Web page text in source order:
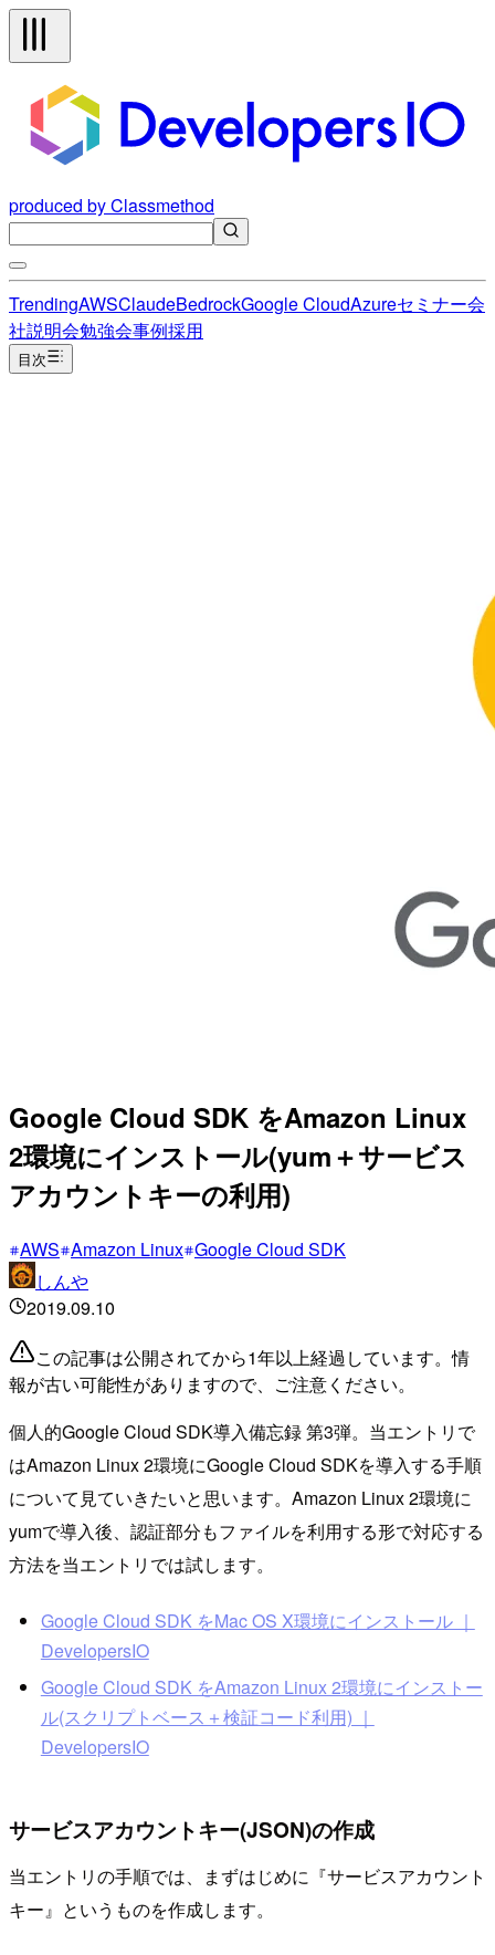
produced by Classmethod
TrendingAWSClaudeBedrockGoogle CloudAzureセミナー会
社説明会勉強会事例採用
目次
Google Cloud SDK をAmazon Linux
2環境にインストール(yum＋サービス
アカウントキーの利用)
AWS Amazon Linux Google Cloud SDK
しんや
2019.09.10
この記事は公開されてから1年以上経過しています。情
報が古い可能性がありますので、ご注意ください。
個人的Google Cloud SDK導入備忘録 第3弾。当エントリで
はAmazon Linux 2環境にGoogle Cloud SDKを導入する手順
について見ていきたいと思います。Amazon Linux 2環境に
yumで導入後、認証部分もファイルを利用する形で対応する
方法を当エントリでは試します。
Google Cloud SDK をMac OS X環境にインストール ｜
DevelopersIO
Google Cloud SDK をAmazon Linux 2環境にインストー
ル(スクリプトベース＋検証コード利用) ｜
DevelopersIO
サービスアカウントキー(JSON)の作成
当エントリの手順では、まずはじめに『サービスアカウント
キー』というものを作成します。